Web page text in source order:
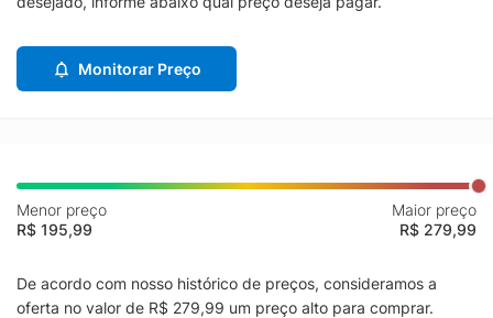
Monitorar Preço
Menor preço
R$ 195,99
Maior preço
R$ 279,99
De acordo com nosso histórico de preços, consideramos a
oferta no valor de R$ 279,99 um preço alto para comprar.